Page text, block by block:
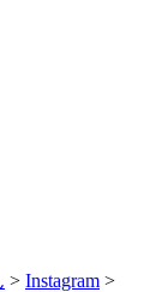
> Instagram >